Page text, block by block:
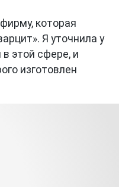
которая
Я уточнила у
этой сфере, и
изготовлен